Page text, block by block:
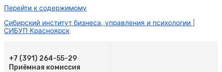
Перейти к содержимому
Сибирский институт бизнеса, управления и психологии |
СИБУП Красноярск
+7 (391) 264-55-29
Приёмная комиссия